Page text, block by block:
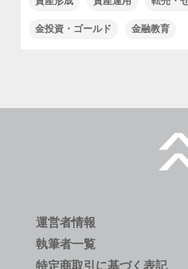
金投資・ゴールド 金融教育
運営者情報
執筆者一覧
特定商取引に基づく表記